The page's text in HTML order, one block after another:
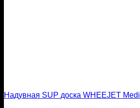
Надувная SUP доска WHEEJET